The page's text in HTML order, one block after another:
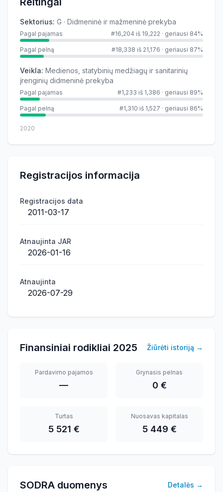
Sektorius: G · Didmeninė ir mažmeninė prekyba
Pagal pajamas #16,204 iš 19,222 · geriausi 84%
Pagal pelną #18,338 iš 21,176 · geriausi 87%
Veikla: Medienos, statybinių medžiagų ir sanitarinių
įrenginių didmeninė prekyba
Pagal pajamas #1,233 iš 1,386 · geriausi 89%
Pagal pelną #1,310 iš 1,527 · geriausi 86%
2020
Registracijos informacija
Registracijos data
2011-03-17
Atnaujinta JAR
2026-01-16
Atnaujinta
2026-07-29
Finansiniai rodikliai 2025 Žiūrėti istoriją →
Pardavimo pajamos
—
Grynasis pelnas
0 €
Turtas
5 521 €
Nuosavas kapitalas
5 449 €
SODRA duomenys Detalės →